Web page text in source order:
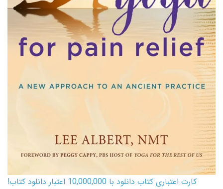
کارت اعتباری کتاب دانلود با 10,000,000 اعتبار دانلود کتاب!